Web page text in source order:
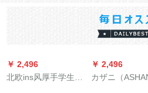
￥ 2,496
北欧ins风厚手学生ベ
￥ 2,496
カザニ（